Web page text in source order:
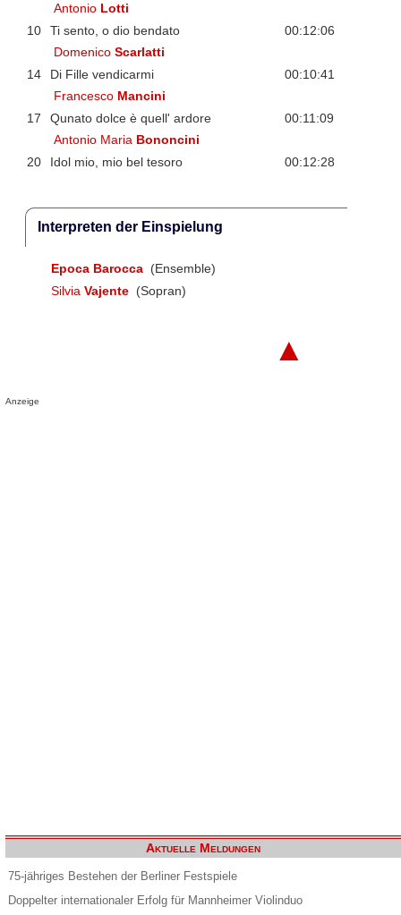
Antonio Lotti
10
Ti sento, o dio bendato
00:12:06
DomenicoScarlatti
14
Di Fille vendicarmi
00:10:41
Francesco Mancini
17
Qunato dolce è quell' ardore
00:11:09
Antonio Maria Bononcini
20
Idol mio, mio bel tesoro 00:12:28
Interpreten der Einspielung
Epoca Barocca (Ensemble)
Silvia Vajente (Sopran)
▲
Anzeige
Aktuelle Meldungen
75-jähriges Bestehen der Berliner Festspiele
Doppelter internationaler Erfolg für Mannheimer Violinduo